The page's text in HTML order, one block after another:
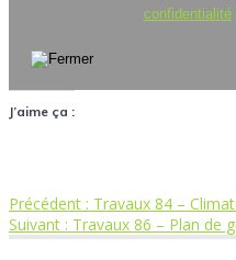
confidentialité
J’aime ça :
Navigation
Précédent : Article
précédent
Travaux 84 –
Suivant : Article
Travaux 86 – Plan de